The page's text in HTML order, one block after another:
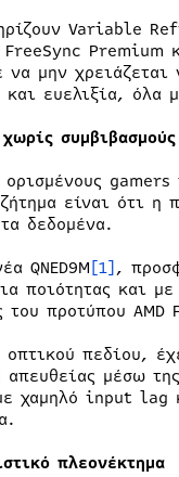
Variable
Premium
μην
ευελιξία, όλα
συμβιβασμούς
είναι ότι η
δεδομένα.
QNED9M[1],
ποιότητας και
προτύπου AMD
πεδίου,
μέσω
χαμηλό input lag
πλεονέκτημα